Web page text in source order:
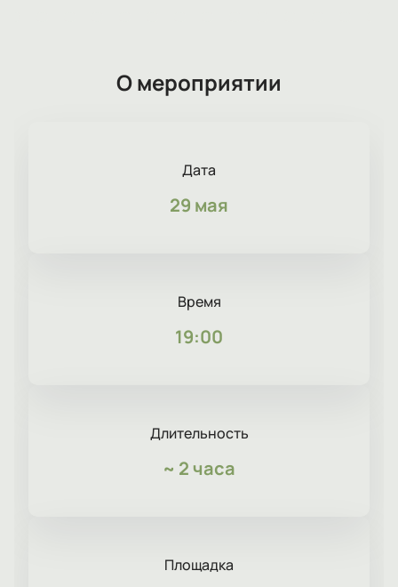
О мероприятии
Дата
29 мая
Время
19:00
Длительность
~ 2 часа
Площадка